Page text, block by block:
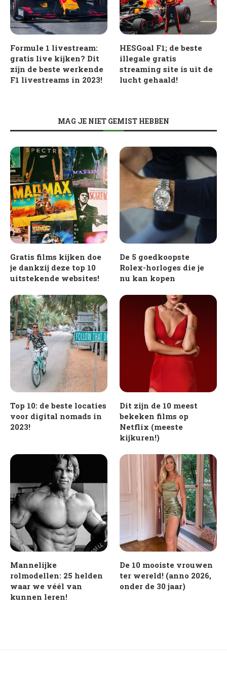
Formule 1 livestream:
gratis live kijken? Dit
zijn de beste werkende
F1 livestreams in 2023!
HESGoal F1; de beste
illegale gratis
streaming site is uit de
lucht gehaald!
MAG JE NIET GEMIST HEBBEN
Gratis films kijken doe
je dankzij deze top 10
uitstekende websites!
De 5 goedkoopste
Rolex-horloges die je
nu kan kopen
Top 10: de beste locaties
voor digital nomads in
2023!
Dit zijn de 10 meest
bekeken films op
Netflix (meeste
kijkuren!)
Mannelijke
rolmodellen: 25 helden
waar we véél van
kunnen leren!
De 10 mooiste vrouwen
ter wereld! (anno 2026,
onder de 30 jaar)